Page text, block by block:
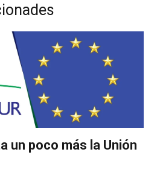
un poco más la Unión